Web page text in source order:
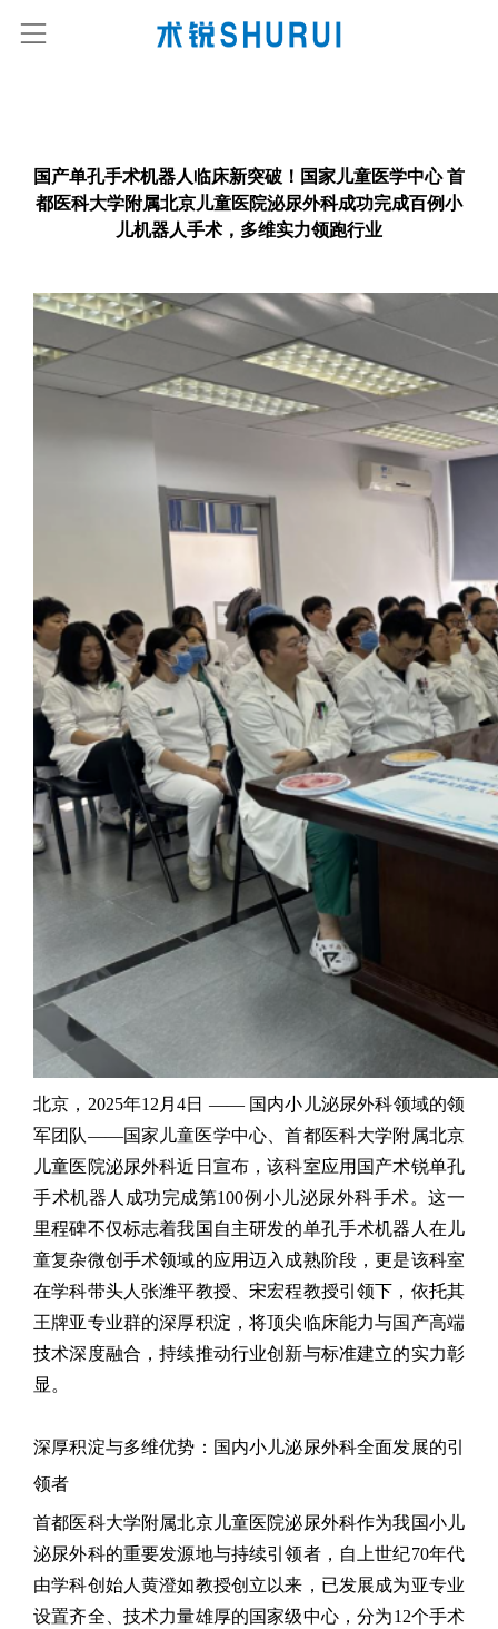
国产单孔手术机器人临床新突破！国家儿童医学中心 首
都医科大学附属北京儿童医院泌尿外科成功完成百例小
儿机器人手术，多维实力领跑行业
北京， 2025年12 月4日 —— 国内小儿泌尿外科领域的领
军团队——国家儿童医学中心、首都医科大学附属北京
儿童医院泌尿外科近日宣布，该科室应用国产术锐单孔
手术机器人成功完成第100例小儿泌尿外科手术。这一
里程碑不仅标志着我国自主研发的单孔手术机器人在儿
童复杂微创手术领域的应用迈入成熟阶段，更是该科室
在学科带头人张潍平教授、宋宏程教授引领下，依托其
王牌亚专业群的深厚积淀，将顶尖临床能力与国产高端
技术深度融合，持续推动行业创新与标准建立的实力彰
显。
深厚积淀与多维优势：国内小儿泌尿外科全面发展的引
领者
首都医科大学附属北京儿童医院泌尿外科作为我国小儿
泌尿外科的重要发源地与持续引领者，自上世纪70年代
由学科创始人黄澄如教授创立以来，已发展成为亚专业
设置齐全、技术力量雄厚的国家级中心，分为12个手术